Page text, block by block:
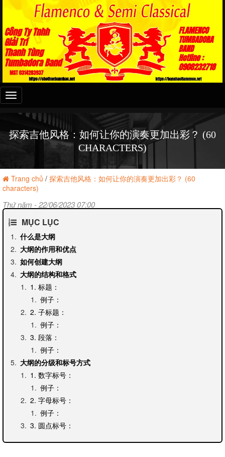
Đây
là
menu
探索吉他风格：如何让你的演奏更加出彩？ (60
CHARACTERS)
Trang chủ / 探索吉他风格：如何让你的演奏更加出彩？ (60
characters)
Thứ năm - 22/06/2023 07:00
MỤC LỤC
什么是大纲
大纲的作用和优点
如何创建大纲
大纲的结构和格式
1. 标题：
例子：
2. 子标题：
例子：
3. 段落：
例子：
大纲的分级和标号方式
1. 数字标号：
例子：
2. 字母标号：
例子：
3. 圆点标号：